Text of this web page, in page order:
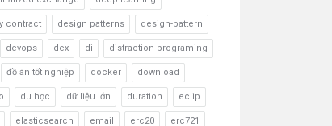
contract design patterns design-pattern
devops dex di distraction programing
đồ án tốt nghiệp docker download
du học dữ liệu lớn duration eclip
elasticsearch email erc20 erc721